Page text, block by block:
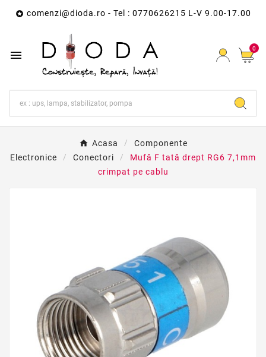
 comenzi@dioda.ro - Tel : 0770626215 L-V 9.00-17.00
 0
Acasa
Componente
Electronice
Conectori
Mufă F tată drept RG6 7,1mm
crimpat pe cablu